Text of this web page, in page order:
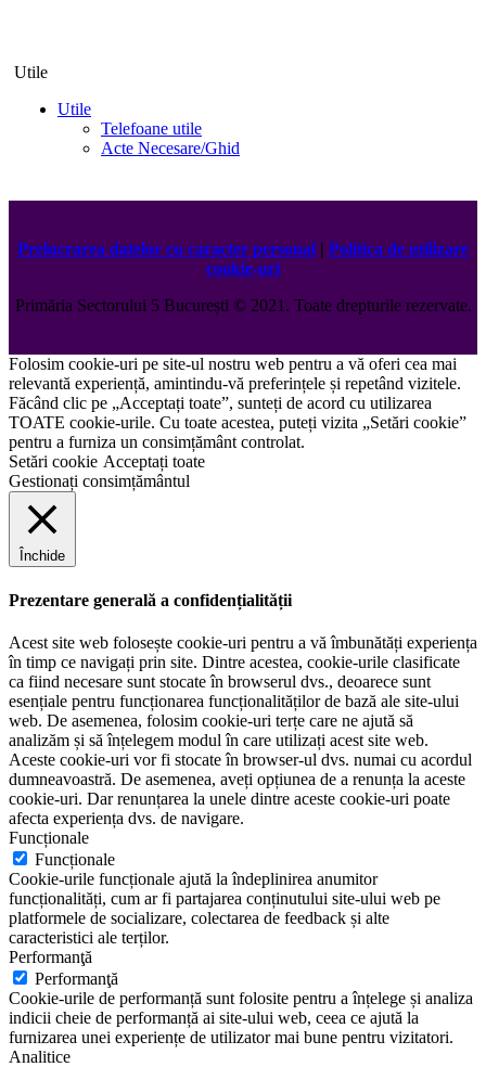
Utile
Utile
Telefoane utile
Acte Necesare/Ghid
Prelucrarea datelor cu caracter personal | Politica de utilizare
cookie-uri
Primăria Sectorului 5 București ©️2021. Toate drepturile rezervate.
Folosim cookie-uri pe site-ul nostru web pentru a vă oferi cea mai
relevantă experiență, amintindu-vă preferințele și repetând vizitele.
Făcând clic pe „Acceptați toate”, sunteți de acord cu utilizarea
TOATE cookie-urile. Cu toate acestea, puteți vizita „Setări cookie”
pentru a furniza un consimțământ controlat.
Setări cookie Acceptați toate
Gestionați consimțământul
Închide
Prezentare generală a confidențialității
Acest site web folosește cookie-uri pentru a vă îmbunătăți experiența
în timp ce navigați prin site. Dintre acestea, cookie-urile clasificate
ca fiind necesare sunt stocate în browserul dvs., deoarece sunt
esențiale pentru funcționarea funcționalităților de bază ale site-ului
web. De asemenea, folosim cookie-uri terțe care ne ajută să
analizăm și să înțelegem modul în care utilizați acest site web.
Aceste cookie-uri vor fi stocate în browser-ul dvs. numai cu acordul
dumneavoastră. De asemenea, aveți opțiunea de a renunța la aceste
cookie-uri. Dar renunțarea la unele dintre aceste cookie-uri poate
afecta experiența dvs. de navigare.
Funcționale
Funcționale
Cookie-urile funcționale ajută la îndeplinirea anumitor
funcționalități, cum ar fi partajarea conținutului site-ului web pe
platformele de socializare, colectarea de feedback și alte
caracteristici ale terților.
Performanţă
Performanţă
Cookie-urile de performanță sunt folosite pentru a înțelege și analiza
indicii cheie de performanță ai site-ului web, ceea ce ajută la
furnizarea unei experiențe de utilizator mai bune pentru vizitatori.
Analitice